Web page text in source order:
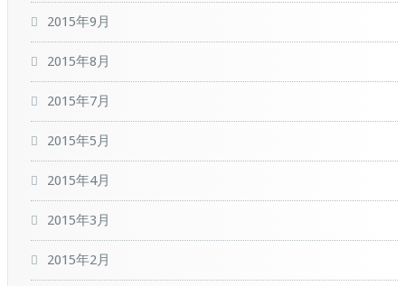
2015年9月
2015年8月
2015年7月
2015年5月
2015年4月
2015年3月
2015年2月